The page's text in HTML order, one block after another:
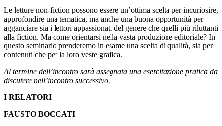
Le letture non-fiction possono essere un’ottima scelta per incuriosire,
approfondire una tematica, ma anche una buona opportunità per
agganciare sia i lettori appassionati del genere che quelli più riluttanti
alla fiction. Ma come orientarsi nella vasta produzione editoriale? In
questo seminario prenderemo in esame una scelta di qualità, sia per
contenuti che per la loro veste grafica.
Al termine dell’incontro sarà assegnata una esercitazione pratica da
discutere nell’incontro successivo.
I RELATORI
FAUSTO BOCCATI